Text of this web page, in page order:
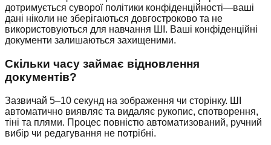
дотримується суворої політики конфіденційності—ваші
дані ніколи не зберігаються довгостроково та не
використовуються для навчання ШІ. Ваші конфіденційні
документи залишаються захищеними.
Скільки часу займає відновлення
документів?
Зазвичай 5–10 секунд на зображення чи сторінку. ШІ
автоматично виявляє та видаляє рукопис, спотворення,
тіні та плями. Процес повністю автоматизований, ручний
вибір чи редагування не потрібні.